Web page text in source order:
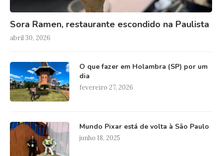
Sora Ramen, restaurante escondido na Paulista
abril 30, 2026
O que fazer em Holambra (SP) por um
dia
fevereiro 27, 2026
Mundo Pixar está de volta à São Paulo
junho 18, 2025